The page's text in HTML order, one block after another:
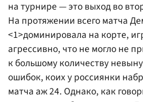
на турнире — это выход во
На протяжении всего матча
<1>доминировала на корте,
агрессивно, что не могло не
к большому количеству
ошибок, коих у россиянки
матча аж 24. Однако, как